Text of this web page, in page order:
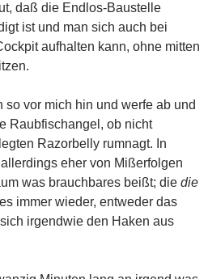
daß die Endlos-Baustelle
ist und man sich auch bei
aufhalten kann, ohne mitten
so vor mich hin und werfe ab und
Raubfischangel, ob nicht
Razorbelly rumnagt. In
eher von Mißerfolgen
was brauchbares beißt; die die
immer wieder, entweder das
irgendwie den Haken aus